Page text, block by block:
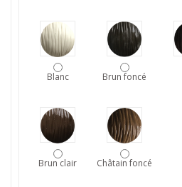
Blanc Brun foncé
Brun clair Châtain foncé